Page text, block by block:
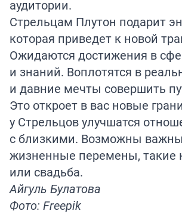
аудитории.
Стрельцам Плутон подарит
которая приведет к новой
Ожидаются достижения в
и знаний. Воплотятся в
и давние мечты совершить
Это откроет в вас новые
у Стрельцов улучшатся
с близкими. Возможны
жизненные перемены, такие
или свадьба.
Айгуль Булатова
Фото: Freepik